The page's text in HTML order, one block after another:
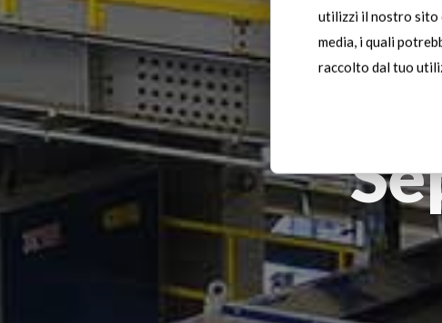
utilizzi il nostro sito
media, i quali
raccolto dal tuo